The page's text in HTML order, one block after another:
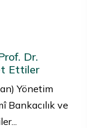
Dr.
Ettiler
Yönetim
Bankacılık ve